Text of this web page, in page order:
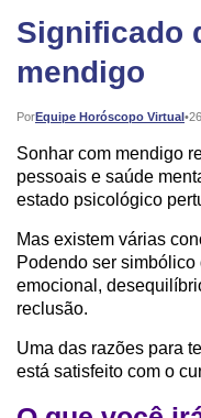
Significado
mendigo
PorEquipe Horóscopo Virtual•
Publicado:
Sonhar com mendigo
pessoais e saúde
estado psicológico
Mas existem várias
Podendo ser
emocional,
reclusão.
Uma das razões para
está satisfeito com o